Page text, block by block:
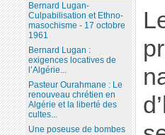
Bernard Lugan-
Culpabilisation et Ethno-
masochisme - 17 octobre
1961
Bernard Lugan :
exigences locatives de
l’Algérie...
Pasteur Ourahmane : Le
renouveau chrétien en
Algérie et la liberté des
cultes...
Une poseuse de bombes